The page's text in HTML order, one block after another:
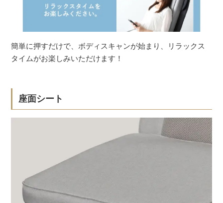
簡単に押すだけで、ボディスキャンが始まり、リラックス
タイムがお楽しみいただけます！
座面シート